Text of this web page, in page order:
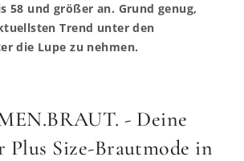
58 und größer an. Grund genug,
Trend unter den
die Lupe zu nehmen.
- Deine
Plus Size-Brautmode in